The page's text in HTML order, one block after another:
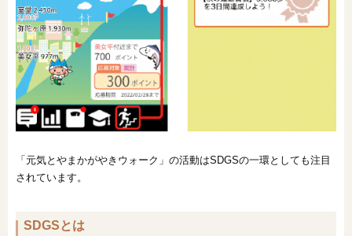
「元気とやまかがやきウォーク」の活動はSDGSの一環としても注目
されています。
SDGSとは